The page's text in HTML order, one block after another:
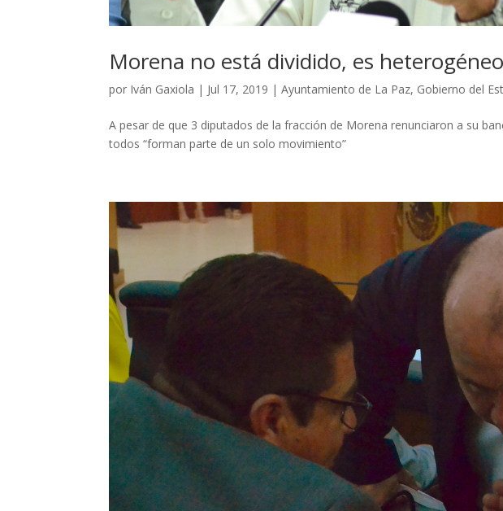
Morena no está dividido, es
por Iván Gaxiola | Jul 17, 2019 |Ayuntamiento de La Paz, Gobierno del
A pesar de que 3 diputados de la fracción de Morena renunciaron a su
todos “forman parte de un solo movimiento”